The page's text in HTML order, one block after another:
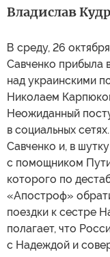
Владислав
В среду, 26
Савченко прибыла
над украинскими
Николаем
Неожиданный
в социальных
Савченко и, в
с помощником
которого по
«Апостроф»
поездки к
полагает, что
с Надеждой и